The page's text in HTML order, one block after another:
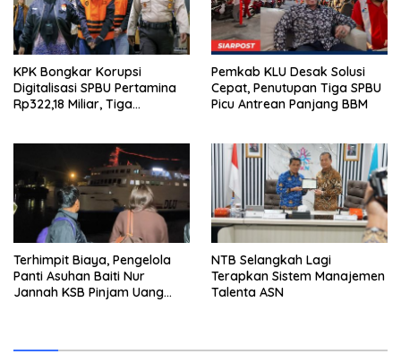
KPK Bongkar Korupsi
Digitalisasi SPBU Pertamina
Rp322,18 Miliar, Tiga
Pemkab KLU Desak Solusi
Cepat, Penutupan Tiga SPBU
Picu Antrean Panjang BBM
Terhimpit Biaya, Pengelola
Panti Asuhan Baiti Nur
Jannah KSB Pinjam Uang
NTB Selangkah Lagi
Terapkan Sistem Manajemen
Talenta ASN